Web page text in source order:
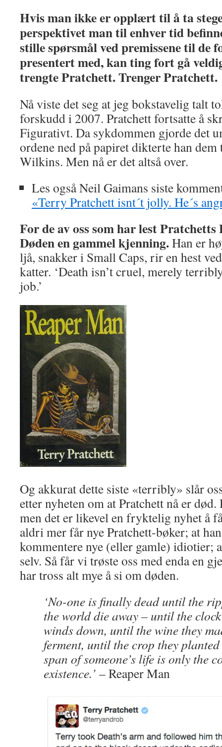
Hvis man ikke er opplært til å ta
perspektivet man til enhver tid
stille spørsmål ved premissene til de
presentert med, kan ting fort gå
trengte Pratchett. Trenger Pratchett.
Nå viste det seg at jeg bokstavelig talt
forskudd i 2007. Pratchett fortsatte å
Figurativt. Da sykdommen gjorde det
ordene ned på papiret dikterte han dem
Wilkins. Men nå er det altså over.
Les også Neil Gaimans siste
«Terry Pratchett isnt´t jolly. He´s
For de av oss som har lest
Døden en gammel kjenning.Han er
ljå, snakker i Small Caps, rir en hest
katter. ‘Death isn’t cruel, merely
job.’
Og akkurat dette siste «terribly» slår
etter nyheten om at Pratchett nå er
men det er likevel en fryktelig nyhet å
aldri mer får nye Pratchett-bøker; at
kommentere nye (eller gamle) idiotier;
selv. Så får vi trøste oss med enda en
har tross alt mye å si om døden.
‘No-one is finally dead until the
the world die away – until the
winds down, until the wine they
ferment, until the crop they
span of someone’s life is only the
existence.’ – Reaper Man